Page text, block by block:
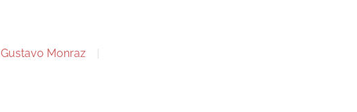
Gustavo Monraz